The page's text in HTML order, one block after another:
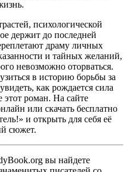
психологической
держит до последней
драму личных
и тайных желаний,
невозможно оторваться.
в историю борьбы за
как рождается сила
этот роман. На сайте
или скачать бесплатно
и открыть для себя её
сюжет.
вы найдете